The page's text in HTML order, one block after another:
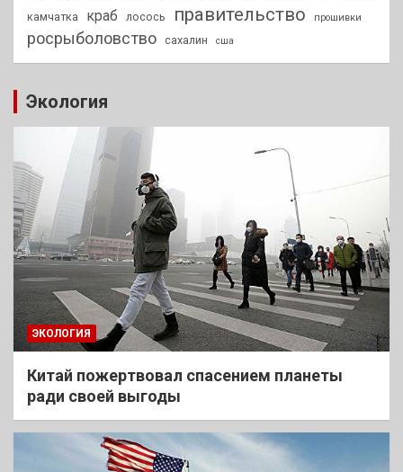
камчатка краб лосось правительство прошивки
росрыболовство сахалин сша
Экология
ЭКОЛОГИЯ
Китай пожертвовал спасением планеты
ради своей выгоды